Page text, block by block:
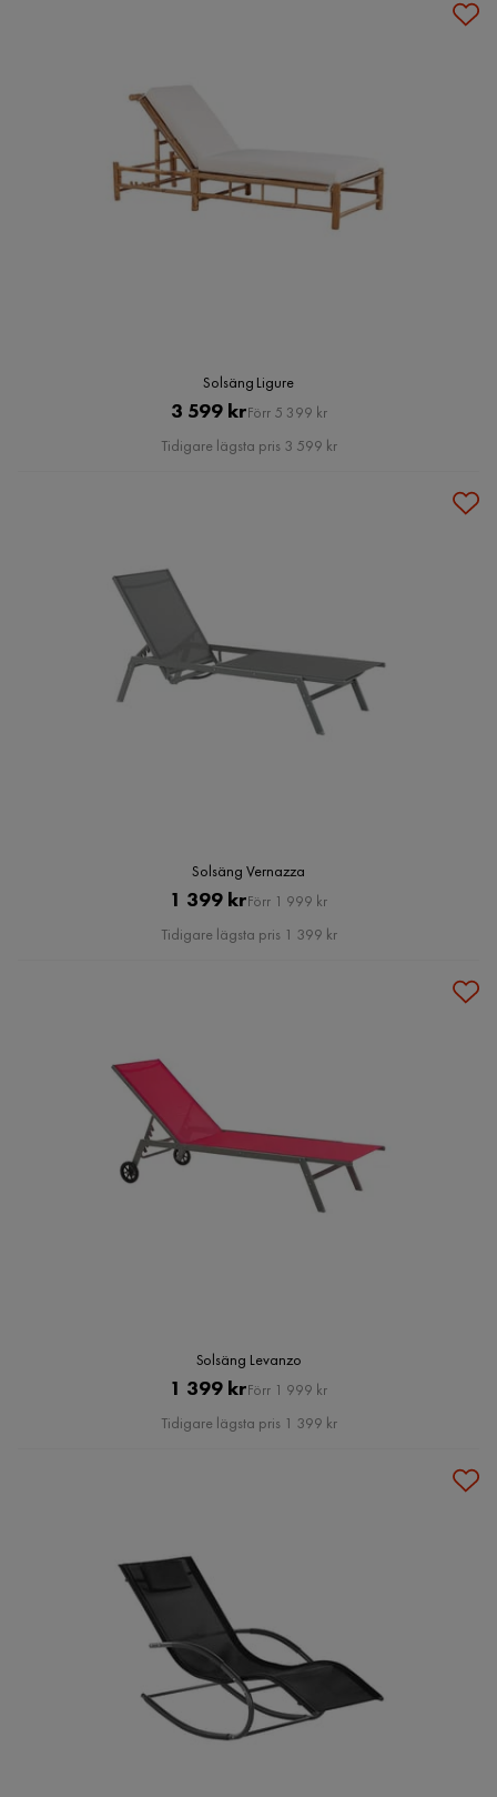
Solsäng Ligure
Pris
3 599 krOriginal
Pris
Förr 5 399 kr
Tidigare lägsta pris 3 599 kr
Solsäng Vernazza
Pris
1 399 krOriginal
Pris
Förr 1 999 kr
Tidigare lägsta pris 1 399 kr
Solsäng Levanzo
Pris
1 399 krOriginal
Pris
Förr 1 999 kr
Tidigare lägsta pris 1 399 kr